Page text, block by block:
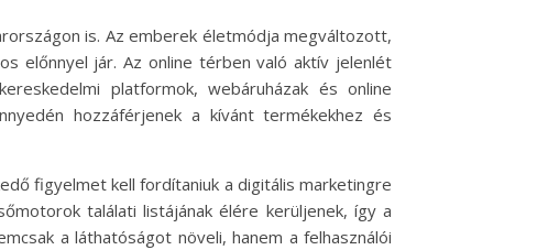
is. Az emberek életmódja megváltozott,
előnnyel jár. Az online térben való aktív jelenlét
platformok, webáruházak és online
hozzáférjenek a kívánt termékekhez és
figyelmet kell fordítaniuk a digitális marketingre
találati listájának élére kerüljenek, így a
a láthatóságot növeli, hanem a felhasználói